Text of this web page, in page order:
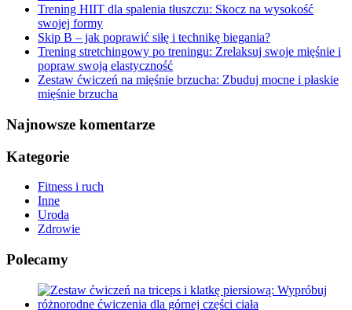
Trening HIIT dla spalenia tłuszczu: Skocz na wysokość
swojej formy
Skip B – jak poprawić siłę i technikę biegania?
Trening stretchingowy po treningu: Zrelaksuj swoje mięśnie i
popraw swoją elastyczność
Zestaw ćwiczeń na mięśnie brzucha: Zbuduj mocne i płaskie
mięśnie brzucha
Najnowsze komentarze
Kategorie
Fitness i ruch
Inne
Uroda
Zdrowie
Polecamy